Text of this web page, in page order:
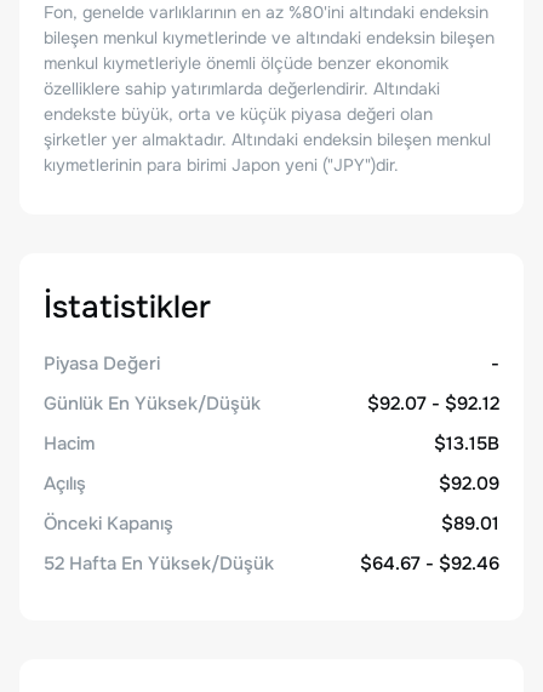
Fon, genelde varlıklarının en az %80'ini altındaki endeksin
bileşen menkul kıymetlerinde ve altındaki endeksin bileşen
menkul kıymetleriyle önemli ölçüde benzer ekonomik
özelliklere sahip yatırımlarda değerlendirir. Altındaki
endekste büyük, orta ve küçük piyasa değeri olan
şirketler yer almaktadır. Altındaki endeksin bileşen menkul
kıymetlerinin para birimi Japon yeni ("JPY")dir.
İstatistikler
Piyasa Değeri
-
Günlük En Yüksek/Düşük
$92.07 - $92.12
Hacim
$13.15B
Açılış
$92.09
Önceki Kapanış
$89.01
52 Hafta En Yüksek/Düşük
$64.67 - $92.46